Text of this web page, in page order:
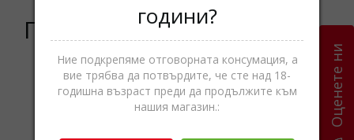
Подобни продукти
Оценете ни
години?
Ние подкрепяме отговорната консумация, а
вие трябва да потвърдите, че сте над 18-
годишна възраст преди да продължите към
нашия магазин.: